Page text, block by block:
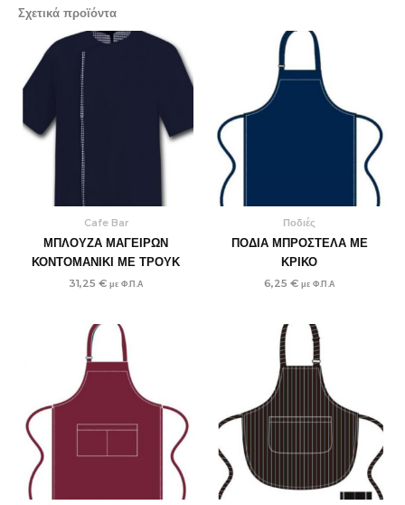
Σχετικά προϊόντα
Cafe Bar
ΜΠΛΟΥΖΑ ΜΑΓΕΙΡΩΝ
ΚΟΝΤΟΜΑΝΙΚΙ ΜΕ ΤΡΟΥΚ
31,25 € με Φ.Π.Α
Ποδιές
ΠΟΔΙΑ ΜΠΡΟΣΤΕΛΑ ΜΕ
ΚΡΙΚΟ
6,25 € με Φ.Π.Α